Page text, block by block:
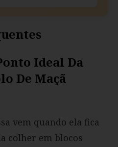
Ideal Da
De Maçã
vem quando ela fica
colher em blocos